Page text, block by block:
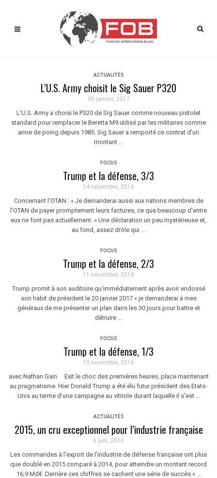
ACTUALITÉS
L’U.S. Army choisit le Sig Sauer P320
30 janvier, 2017
L'U.S. Army a choisi le P320 de Sig Sauer comme nouveau pistolet
standard pour remplacer le Beretta M9 utilisé par les militaires comme
arme de poing depuis 1985. Sig Sauer a remporté ce contrat d’un
montant ...
FOCUS
Trump et la défense, 3/3
14 novembre, 2016
Concernant l'OTAN : « Je demanderai aussi aux nations membres de
l'OTAN de payer promptement leurs factures, ce que beaucoup d'entre
eux ne font pas actuellement. » Une déclaration un peu mystérieuse et,
au fond, assez drôle qui ...
FOCUS
Trump et la défense, 2/3
11 novembre, 2016
Trump promit à son auditoire qu'immédiatement après avoir endossé
son habit de président le 20 janvier 2017 « je demanderai à mes
généraux de me présenter un plan dans les 30 jours pour battre et
détruire ...
FOCUS
Trump et la défense, 1/3
10 novembre, 2016
avec Nathan Gain Exit le choc des premières heures, place maintenant
au pragmatisme. Hier Donald Trump a été élu futur président des Etats-
Unis au terme d’une campagne au vitriole durant laquelle il s'est ...
ACTUALITÉS
2015, un cru exceptionnel pour l’industrie française
6 juin, 2016
Les commandes à l'export de l’industrie de défense française ont plus
que doublé en 2015 comparé à 2014, pour atteindre un montant record
16,9 Md€. Derrière ces chiffres se cachent une série de succès « ...